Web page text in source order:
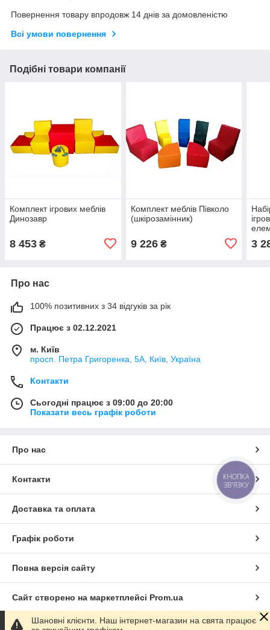
Повернення товару впродовж 14 днів за домовленістю
Всі умови повернення
Подібні товари компанії
Комплект ігрових меблів
Динозавр
8 453 ₴
Комплект меблів Півколо
(шкірозамінник)
9 226₴ 3
Про нас
100% позитивних з 34 відгуків за рік
Працює з 02.12.2021
м. Київ
просп. Петра Григоренка, 5А, Київ, Україна
Контакти
Сьогодні працює з 09:00 до 20:00
Показати весь графік роботи
Про нас
Контакти
Доставка та оплата
Графік роботи
Повна версія сайту
Сайт створено на маркетплейсі Prom.ua
Політика конфіденційності
Шановні клієнти. Наш інтернет-магазин на свята працює
КНОПКА
ЗВ'ЯЗКУ